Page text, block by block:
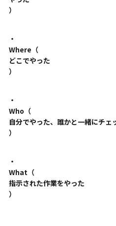
）
・
Where（
どこでやった
）
・
Who（
自分でやった、誰かと一緒にチェ
）
・
What（
指示された作業をやった
）